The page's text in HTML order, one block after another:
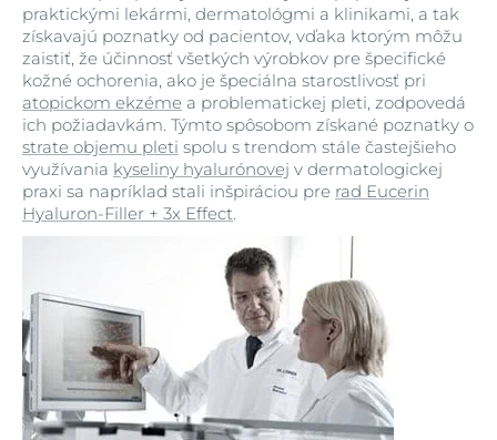
praktickými lekármi, dermatológmi a klinikami, a tak
získavajú poznatky od pacientov, vďaka ktorým môžu
zaistiť, že účinnosť všetkých výrobkov pre špecifické
kožné ochorenia, ako je špeciálna starostlivosť pri
atopickom ekzéme a problematickej pleti, zodpovedá
ich požiadavkám. Týmto spôsobom získané poznatky o
strate objemu pleti spolu s trendom stále častejšieho
využívania kyseliny hyalurónovej v dermatologickej
praxi sa napríklad stali inšpiráciou pre rad Eucerin
Hyaluron-Filler + 3x Effect.